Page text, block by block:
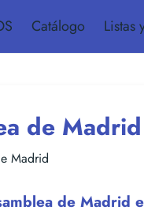
Catálogo Listas
de Madrid
Madrid
de Madrid